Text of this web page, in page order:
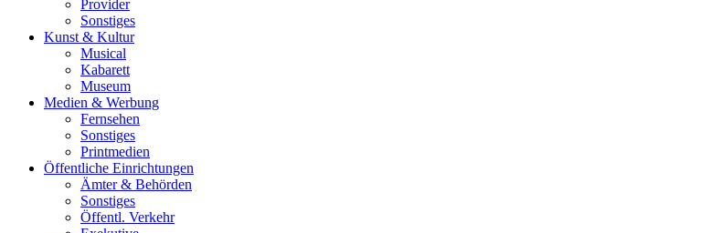
Provider
Sonstiges
Kunst & Kultur
Musical
Kabarett
Museum
Medien & Werbung
Fernsehen
Sonstiges
Printmedien
Öffentliche Einrichtungen
Ämter & Behörden
Sonstiges
Öffentl. Verkehr